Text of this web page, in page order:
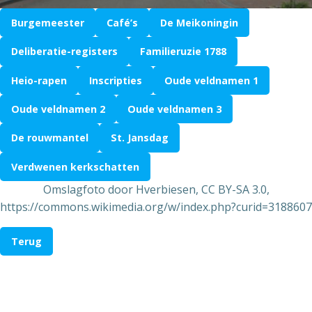
Burgemeester Café’s De Meikoningin
Deliberatie-registers Familieruzie 1788
Heio-rapen Inscripties Oude veldnamen 1
Oude veldnamen 2 Oude veldnamen 3
De rouwmantel St. Jansdag
Verdwenen kerkschatten
Omslagfoto door Hverbiesen, CC BY-SA 3.0,
https://commons.wikimedia.org/w/index.php?curid=3188607
Terug